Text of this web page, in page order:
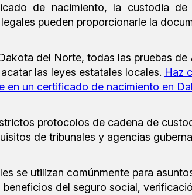
de nacimiento, la custodia
pueden proporcionarle la
del Norte, todas las pruebas
las leyes estatales locales. Haz
en un certificado de nacimiento en
protocolos de cadena de
de tribunales y agencias
se utilizan comúnmente para
del seguro social,